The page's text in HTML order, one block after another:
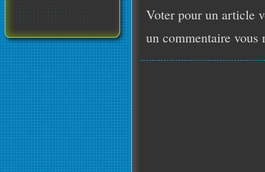
Voter pour un article
un commentaire vous